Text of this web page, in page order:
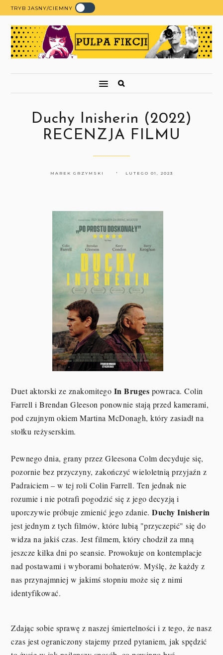
TRYB JASNY/CIEMNY
Duchy Inisherin (2022)
RECENZJA FILMU
MAREK GRZYMSKI LUTEGO 01, 2023
Duet aktorski ze znakomitego In Bruges powraca. Colin
Farrell i Brendan Gleeson ponownie stają przed kamerami,
pod czujnym okiem Martina McDonagh, który zasiadł na
stołku reżyserskim.
Pewnego dnia, grany przez Gleesona Colm decyduje się,
pozornie bez przyczyny, zakończyć wieloletnią przyjaźn z
Padraiciem – w tej roli Colin Farrell. Ten jednak nie
rozumie i nie potrafi pogodzić się z jego decyzją i
uporczywie próbuje zmienić jego zdanie.Duchy Inisherin
jest jednym z tych filmów, które lubią "przyczepić" się do
widza na jakiś czas. Jest filmem, który chodził za mną
jeszcze kilka dni po seansie. Prowokuje on kontemplacje
nad postawami i wyborami bohaterów. Myślę, że każdy z
nas przynajmniej w jakimś stopniu może się z nimi
identyfikować.
Zdając sobie sprawę z naszej śmiertelności i z tego, że nasz
czas jest ograniczony stajemy przed pytaniem, jak spędzić